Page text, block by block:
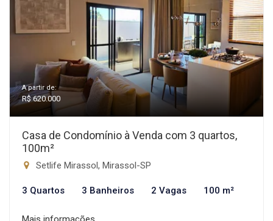
A partir de:
R$ 620.000
Casa de Condomínio à Venda com 3 quartos,
100m²
Setlife Mirassol, Mirassol-SP
3 Quartos 3 Banheiros 2 Vagas 100 m²